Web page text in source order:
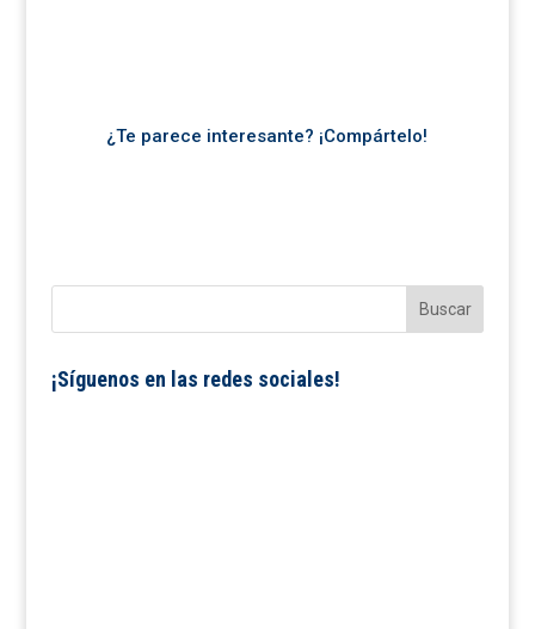
¿Te parece interesante? ¡Compártelo!
¡Síguenos en las redes sociales!